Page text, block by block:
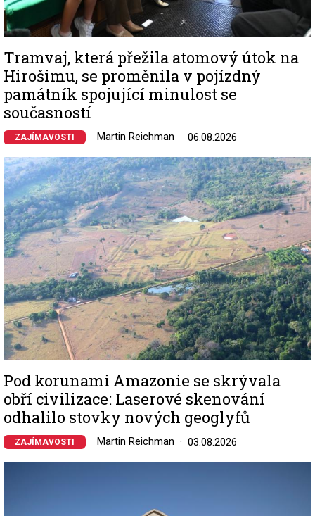
Tramvaj, která přežila atomový útok na
Hirošimu, se proměnila v pojízdný
památník spojující minulost se
současností
ZAJÍMAVOSTI Martin Reichman 06.08.2026
Image
Pod korunami Amazonie se skrývala
obří civilizace: Laserové skenování
odhalilo stovky nových geoglyfů
ZAJÍMAVOSTI Martin Reichman 03.08.2026